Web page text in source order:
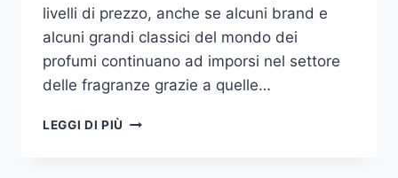
livelli di prezzo, anche se alcuni brand e
alcuni grandi classici del mondo dei
profumi continuano ad imporsi nel settore
delle fragranze grazie a quelle…
LEGGI DI PIÙ